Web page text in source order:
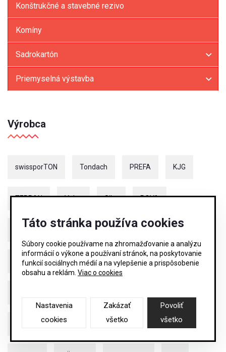
Konštrukčné a stavebné rezivo
Komíny
Sadrokartón
Priemyselná výstavba
Výrobca
swissporTON Tondach PREFA KJG
TERRAN Velux Sika ROVA
Budmat Isover Kronopol Fakro
Schiedel Bauder Juta LEXAN
Ladenburger TJEP IKO
Táto stránka používa cookies
Súbory cookie používame na zhromažďovanie a analýzu
informácií o výkone a používaní stránok, na poskytovanie
funkcií sociálnych médií a na vylepšenie a prispôsobenie
obsahu a reklám. Viac o cookies
Nastavenia
cookies
Zakázať
všetko
Povoliť
všetko